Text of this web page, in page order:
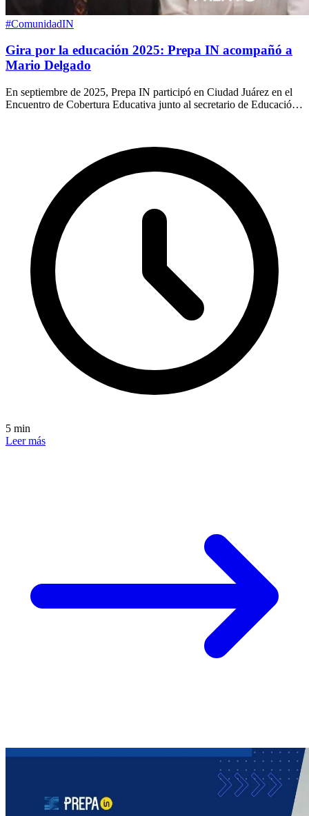
#ComunidadIN
Gira por la educación 2025: Prepa IN acompañó a
Mario Delgado
En septiembre de 2025, Prepa IN participó en Ciudad Juárez en el
Encuentro de Cobertura Educativa junto al secretario de Educación
5 min
Leer más